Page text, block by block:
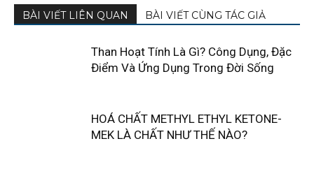
BÀI VIẾT LIÊN QUAN BÀI VIẾT CÙNG TÁC GIẢ
Than Hoạt Tính Là Gì? Công Dụng, Đặc
Điểm Và Ứng Dụng Trong Đời Sống
HOÁ CHẤT METHYL ETHYL KETONE-
MEK LÀ CHẤT NHƯ THẾ NÀO?